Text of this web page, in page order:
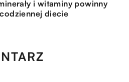
i witaminy powinny
diecie